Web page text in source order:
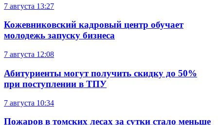
7 августа 13:27
Кожевниковский кадровый центр обучает
молодежь запуску бизнеса
7 августа 12:08
Абитуриенты могут получить скидку до 50%
при поступлении в ТПУ
7 августа 10:34
Пожаров в томских лесах за сутки стало меньше